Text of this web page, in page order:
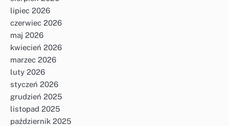
lipiec 2026
czerwiec 2026
maj 2026
kwiecień 2026
marzec 2026
luty 2026
styczeń 2026
grudzień 2025
listopad 2025
październik 2025